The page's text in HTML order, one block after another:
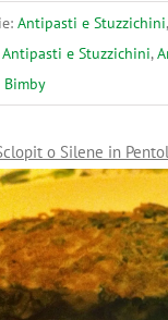
Antipasti e Stuzzichini,
Antipasti e Stuzzichini,
Bimby
o Silene in